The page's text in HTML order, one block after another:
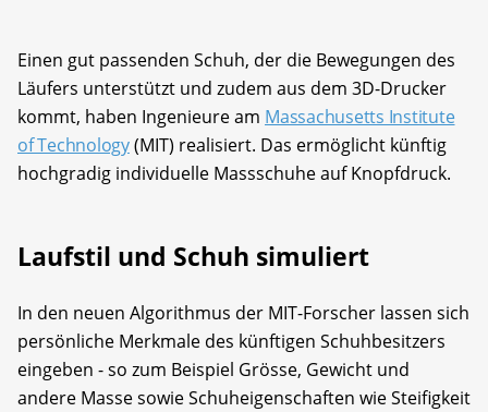
Einen gut passenden Schuh, der die Bewegungen des
Läufers unterstützt und zudem aus dem 3D-Drucker
kommt, haben Ingenieure am Massachusetts Institute
of Technology(MIT) realisiert. Das ermöglicht künftig
hochgradig individuelle Massschuhe auf Knopfdruck.
Laufstil und Schuh simuliert
In den neuen Algorithmus der MIT-Forscher lassen sich
persönliche Merkmale des künftigen Schuhbesitzers
eingeben - so zum Beispiel Grösse, Gewicht und
andere Masse sowie Schuheigenschaften wie Steifigkeit